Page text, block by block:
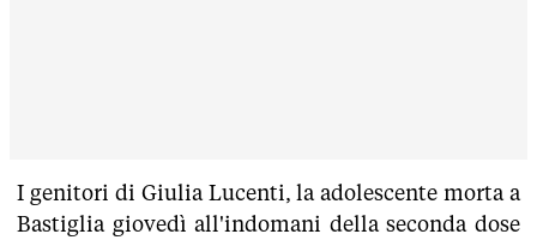
I genitori di Giulia Lucenti, la adolescente morta a
Bastiglia giovedì all'indomani della seconda dose